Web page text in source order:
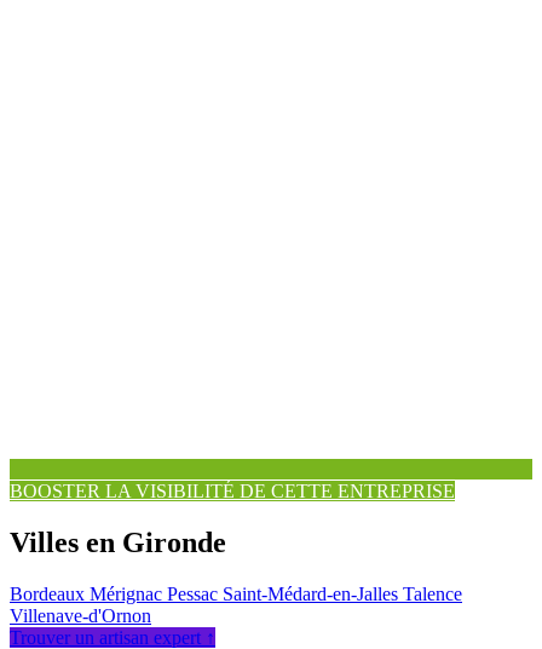
BOOSTER LA VISIBILITÉ DE CETTE ENTREPRISE
Villes en Gironde
Bordeaux Mérignac Pessac Saint-Médard-en-Jalles Talence
Villenave-d'Ornon
Trouver un artisan expert ↑